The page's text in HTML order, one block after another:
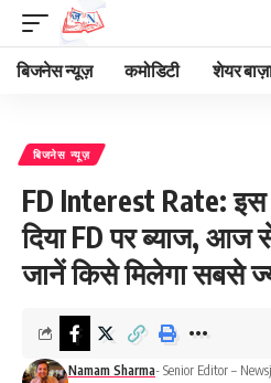
बिजनेस न्यूज़ कमोडिटी शेयर
बिजनेस न्यूज़
FD Interest Rate: इस
दिया FD पर ब्याज, आज
जानें किसे मिलेगा सबसे
Namam Sharma- Senior Editor –